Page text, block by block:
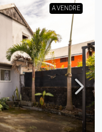
A VENDRE